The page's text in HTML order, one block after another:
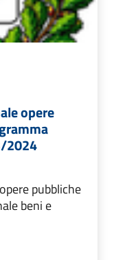
opere
2024
pubbliche
beni e